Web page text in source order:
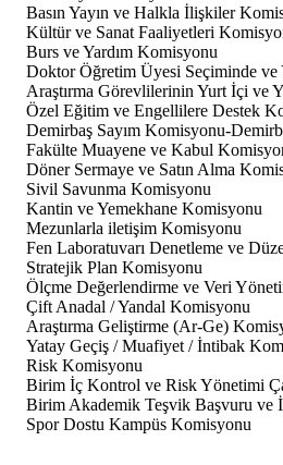
Basın Yayın ve Halkla İlişkiler
Kültür ve Sanat Faaliyetleri
Burs ve Yardım Komisyonu
Doktor Öğretim Üyesi Seçiminde ve
Araştırma Görevlilerinin Yurt İçi ve
Özel Eğitim ve Engellilere Destek
Demirbaş Sayım Komisyonu-
Fakülte Muayene ve Kabul
Döner Sermaye ve Satın Alma
Sivil Savunma Komisyonu
Kantin ve Yemekhane Komisyonu
Mezunlarla iletişim Komisyonu
Fen Laboratuvarı Denetleme ve
Stratejik Plan Komisyonu
Ölçme Değerlendirme ve Veri
Çift Anadal / Yandal Komisyonu
Araştırma Geliştirme (Ar-Ge)
Yatay Geçiş / Muafiyet / İntibak
Risk Komisyonu
Birim İç Kontrol ve Risk Yönetimi
Birim Akademik Teşvik Başvuru ve
Spor Dostu Kampüs Komisyonu